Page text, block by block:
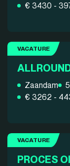
€ 3430 -
VACATURE
Zaandam
€ 3262 -
VACATURE
PROCES